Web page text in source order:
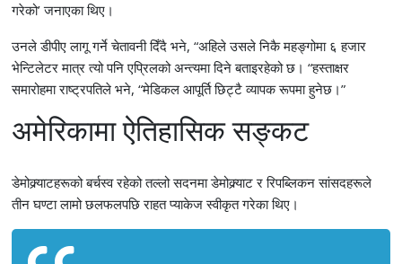
गरेको’ जनाएका थिए।
उनले डीपीए लागू गर्ने चेतावनी दिँदै भने, “अहिले उसले निकै महङ्गोमा ६ हजार
भेन्टिलेटर मात्र त्यो पनि एप्रिलको अन्त्यमा दिने बताइरहेको छ। “हस्ताक्षर
समारोहमा राष्ट्रपतिले भने, “मेडिकल आपूर्ति छिट्टै व्यापक रूपमा हुनेछ।”
अमेरिकामा ऐतिहासिक सङ्कट
डेमोक्र्याटहरूको बर्चस्व रहेको तल्लो सदनमा डेमोक्र्याट र रिपब्लिकन सांसदहरूले
तीन घण्टा लामो छलफलपछि राहत प्याकेज स्वीकृत गरेका थिए।